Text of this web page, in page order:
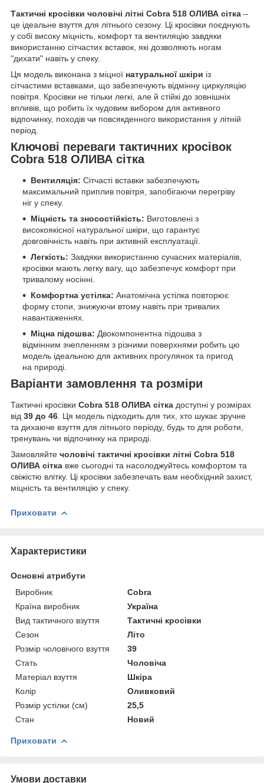
Тактичні кросівки чоловічі літні Cobra 518 ОЛИВА сітка –
це ідеальне взуття для літнього сезону. Ці кросівки поєднують
у собі високу міцність, комфорт та вентиляцію завдяки
використанню сітчастих вставок, які дозволяють ногам
"дихати" навіть у спеку.
Ця модель виконана з міцної натуральної шкіри із
сітчастими вставками, що забезпечують відмінну циркуляцію
повітря. Кросівки не тільки легкі, але й стійкі до зовнішніх
впливів, що робить їх чудовим вибором для активного
відпочинку, походів чи повсякденного використання у літній
період.
Ключові переваги тактичних кросівок
Cobra 518 ОЛИВА сітка
Вентиляція: Сітчасті вставки забезпечують
максимальний приплив повітря, запобігаючи перегріву
ніг у спеку.
Міцність та зносостійкість: Виготовлені з
високоякісної натуральної шкіри, що гарантує
довговічність навіть при активній експлуатації.
Легкість: Завдяки використанню сучасних матеріалів,
кросівки мають легку вагу, що забезпечує комфорт при
тривалому носінні.
Комфортна устілка: Анатомічна устілка повторює
форму стопи, знижуючи втому навіть при тривалих
навантаженнях.
Міцна підошва: Двокомпонентна підошва з
відмінним зчепленням з різними поверхнями робить цю
модель ідеальною для активних прогулянок та пригод
на природі.
Варіанти замовлення та розміри
Тактичні кросівки Cobra 518 ОЛИВА сітка доступні у розмірах
від 39 до 46 . Ця модель підходить для тих, хто шукає зручне
та дихаюче взуття для літнього періоду, будь то для роботи,
тренувань чи відпочинку на природі.
Замовляйте чоловічі тактичні кросівки літні Cobra 518
ОЛИВА сітка вже сьогодні та насолоджуйтесь комфортом та
свіжістю влітку. Ці кросівки забезпечать вам необхідний захист,
міцність та вентиляцію у спеку.
Приховати
Характеристики
Основні атрибути
Виробник
Cobra
Країна виробник
Україна
Вид тактичного взуття
Тактичні кросівки
Сезон
Літо
Розмір чоловічого взуття
39
Стать
Чоловіча
Матеріал взуття
Шкіра
Колір
Оливковий
Розмір устілки (см)
25,5
Стан
Новий
Приховати
Умови доставки